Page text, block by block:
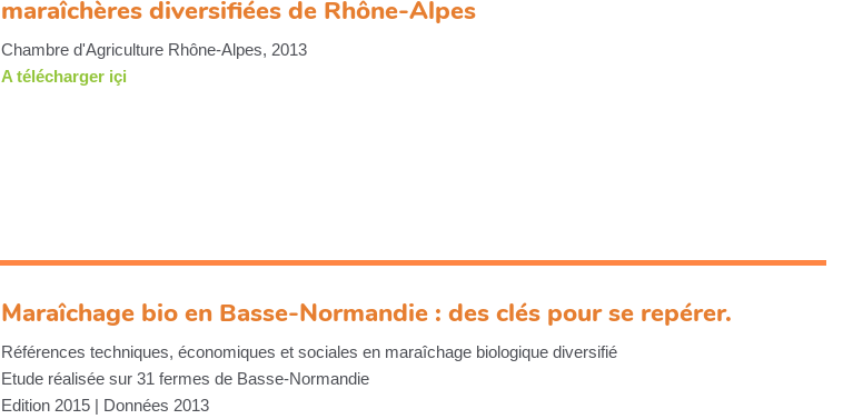
maraîchères diversifiées de Rhône-Alpes
Chambre d'Agriculture Rhône-Alpes, 2013
A télécharger içi
Maraîchage bio en Basse-Normandie : des clés pour se repérer.
Références techniques, économiques et sociales en maraîchage biologique diversifié
Etude réalisée sur 31 fermes de Basse-Normandie
Edition 2015 | Données 2013